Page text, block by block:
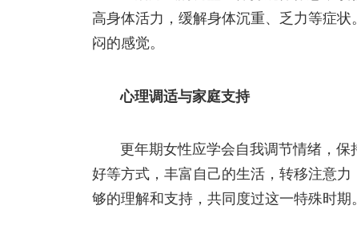
高身体活力，缓解身体沉重、乏力等症
闷的感觉。
心理调适与家庭支持
更年期女性应学会自我调节情绪，
好等方式，丰富自己的生活，转移注意
够的理解和支持，共同度过这一特殊时期。